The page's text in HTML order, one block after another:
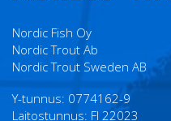
Nordic Fish Oy
Nordic Trout Ab
Nordic Trout Sweden AB
Y-tunnus: 0774162-9
Laitostunnus: FI 22023